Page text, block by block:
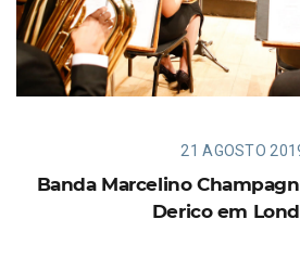
21 AGOSTO
Banda Marcelino
Derico em